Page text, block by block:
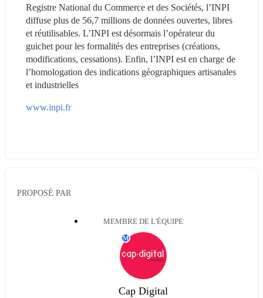
Registre National du Commerce et des Sociétés, l’INPI
diffuse plus de 56,7 millions de données ouvertes, libres
et réutilisables. L’INPI est désormais l’opérateur du
guichet pour les formalités des entreprises (créations,
modifications, cessations). Enfin, l’INPI est en charge de
l’homologation des indications géographiques artisanales
et industrielles
www.inpi.fr
PROPOSÉ PAR
MEMBRE DE L'ÉQUIPE
M
Cap Digital